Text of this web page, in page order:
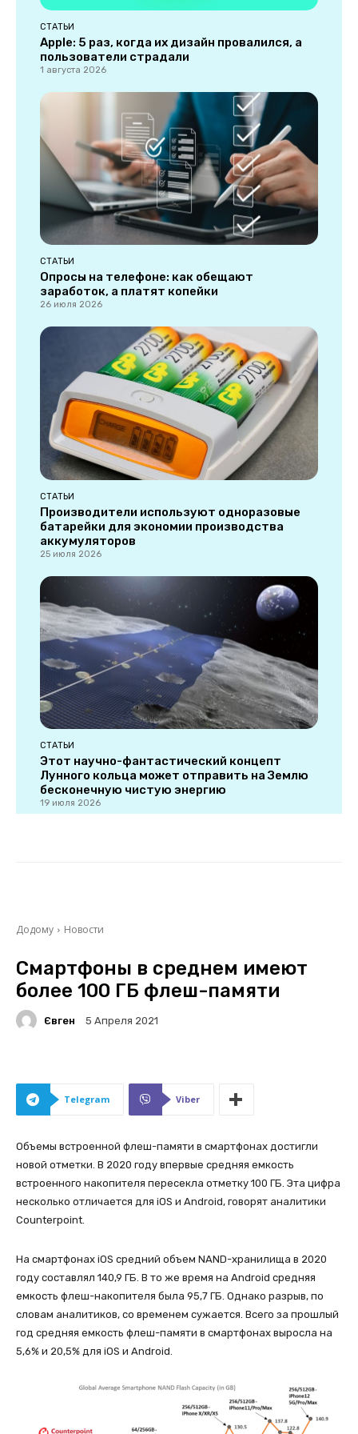
СТАТЬИ
Apple: 5 раз, когда их дизайн провалился, а
пользователи страдали
1 августа 2026
СТАТЬИ
Опросы на телефоне: как обещают
заработок, а платят копейки
26 июля 2026
СТАТЬИ
Производители используют одноразовые
батарейки для экономии производства
аккумуляторов
25 июля 2026
СТАТЬИ
Этот научно-фантастический концепт
Лунного кольца может отправить на Землю
бесконечную чистую энергию
19 июля 2026